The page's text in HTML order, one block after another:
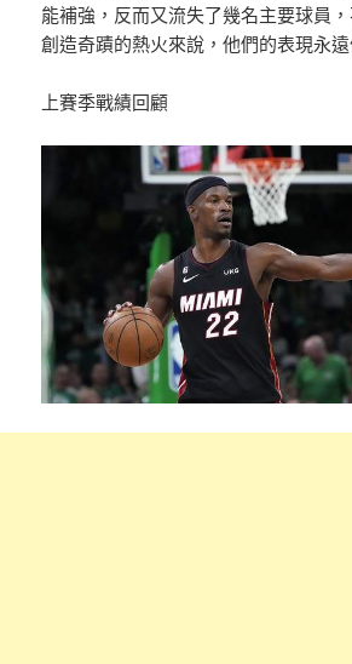
能補強，反而又流失了幾名主要球員
創造奇蹟的熱火來說，他們的表現永遠
上賽季戰績回顧